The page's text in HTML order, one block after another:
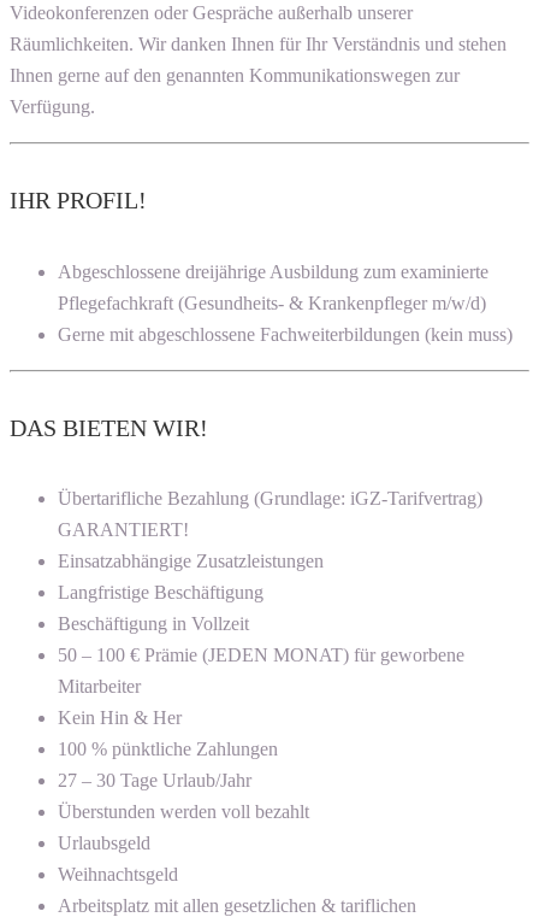
Videokonferenzen oder Gespräche außerhalb unserer
Räumlichkeiten. Wir danken Ihnen für Ihr Verständnis und stehen
Ihnen gerne auf den genannten Kommunikationswegen zur
Verfügung.
IHR PROFIL!
Abgeschlossene dreijährige Ausbildung zum examinierte
Pflegefachkraft (Gesundheits- & Krankenpfleger m/w/d)
Gerne mit abgeschlossene Fachweiterbildungen (kein muss)
DAS BIETEN WIR!
Übertarifliche Bezahlung (Grundlage: iGZ-Tarifvertrag)
GARANTIERT!
Einsatzabhängige Zusatzleistungen
Langfristige Beschäftigung
Beschäftigung in Vollzeit
50 – 100 € Prämie (JEDEN MONAT) für geworbene
Mitarbeiter
Kein Hin & Her
100 % pünktliche Zahlungen
27 – 30 Tage Urlaub/Jahr
Überstunden werden voll bezahlt
Urlaubsgeld
Weihnachtsgeld
Arbeitsplatz mit allen gesetzlichen & tariflichen